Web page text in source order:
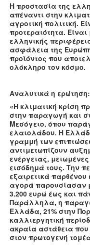
Η προστασία της
απέναντι στην
αγροτική πολιτική.
προτεραιότητα.
ελληνικής
ασφάλεια της
προϊόντος που
ολόκληρο τον κόσμο.
Αναλυτικά η ερώτηση:
«Η κλιματική κρίση
στην παραγωγή και
Μεσόγειο, όπου
ελαιολάδου. Η
γραμμή των
αντιμετωπίζουν
ενέργειας,
εισόδημά τους. Την
εξαιρετικά
αγορά παρουσίασαν
3.200 ευρώ έως και
Παράλληλα, η
Ελλάδα, 21% στην
καλλιεργητική
ακραία αστάθεια που
στον πρωτογενή